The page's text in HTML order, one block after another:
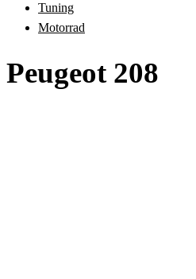
Tuning
Motorrad
Peugeot 208